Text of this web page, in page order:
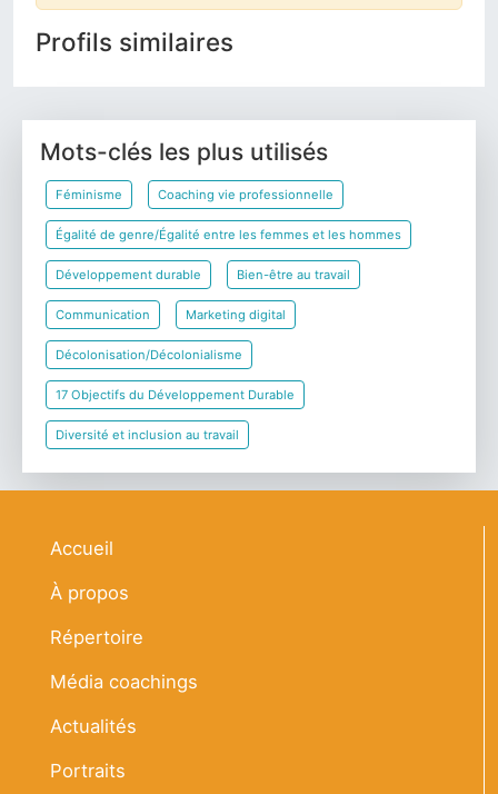
Profils similaires
Mots-clés les plus utilisés
Féminisme Coaching vie professionnelle
Égalité de genre/Égalité entre les femmes et les hommes
Développement durable Bien-être au travail
Communication Marketing digital
Décolonisation/Décolonialisme
17 Objectifs du Développement Durable
Diversité et inclusion au travail
Navigation principale
Accueil
À propos
Répertoire
Média coachings
Actualités
Portraits